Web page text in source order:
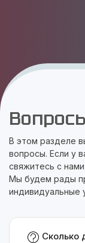
В этом разделе
вопросы. Если у
свяжитесь с
Мы будем рады
индивидуальные
Сколько